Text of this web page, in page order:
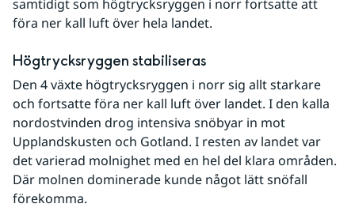
samtidigt som högtrycksryggen i norr fortsatte att
föra ner kall luft över hela landet.
Högtrycksryggen stabiliseras
Den 4 växte högtrycksryggen i norr sig allt starkare
och fortsatte föra ner kall luft över landet. I den kalla
nordostvinden drog intensiva snöbyar in mot
Upplandskusten och Gotland. I resten av landet var
det varierad molnighet med en hel del klara områden.
Där molnen dominerade kunde något lätt snöfall
förekomma.